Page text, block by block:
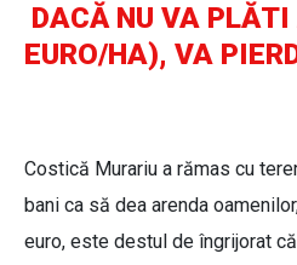
DACĂ NU VA
EURO/HA), VA
Costică Murariu a rămas cu
bani ca să dea arenda
euro, este destul de îngrijorat